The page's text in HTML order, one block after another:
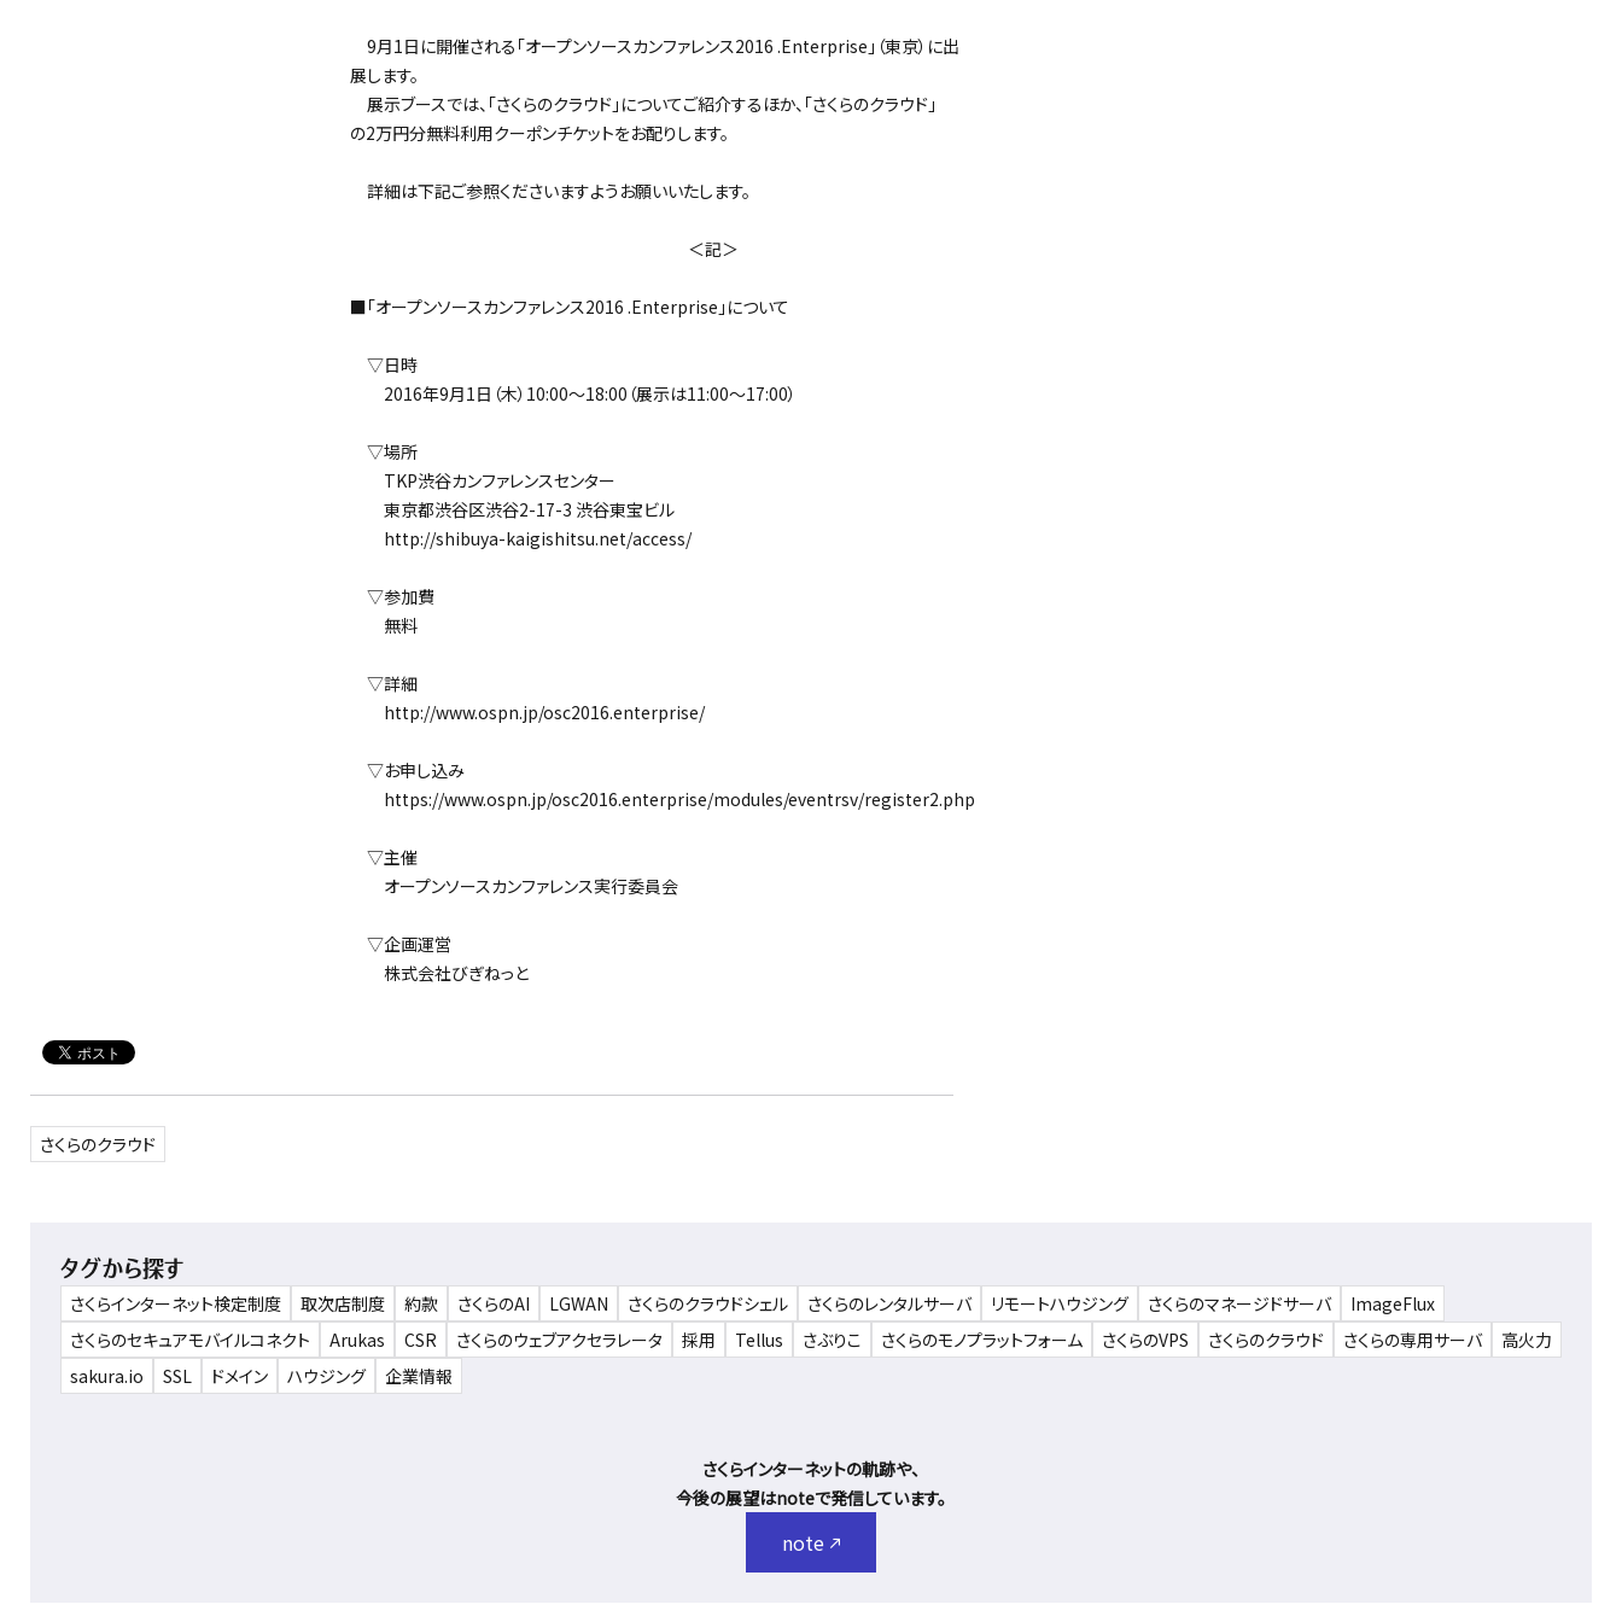
9月1日に開催される「オープンソースカンファレンス2016 .Enterprise」（東京）に出
展します。
展示ブースでは、「さくらのクラウド」についてご紹介するほか、「さくらのクラウド」
の2万円分無料利用クーポンチケットをお配りします。
詳細は下記ご参照くださいますようお願いいたします。
＜記＞
■「オープンソースカンファレンス2016 .Enterprise」について
▽日時
2016年9月1日（木）10:00～18:00（展示は11:00～17:00）
▽場所
TKP渋谷カンファレンスセンター
東京都渋谷区渋谷2-17-3 渋谷東宝ビル
http://shibuya-kaigishitsu.net/access/
▽参加費
無料
▽詳細
http://www.ospn.jp/osc2016.enterprise/
▽お申し込み
https://www.ospn.jp/osc2016.enterprise/modules/eventrsv/register2.php
▽主催
オープンソースカンファレンス実行委員会
▽企画運営
株式会社びぎねっと
さくらのクラウド
タグから探す
さくらインターネット検定制度 取次店制度 約款 さくらのAI LGWAN さくらのクラウドシェル さくらのレンタルサーバ リモートハウジング さくらのマネージドサーバ
ImageFlux
さくらのセキュアモバイルコネクト
Arukas CSR さくらのウェブアクセラレータ 採用 Tellus さぶりこ さくらのモノプラットフォーム さくらのVPS さくらのクラウド さくらの専用サーバ
高火力
sakura.io
SSL ドメイン ハウジング 企業情報
さくらインターネットの軌跡や、
今後の展望はnoteで発信しています。
note